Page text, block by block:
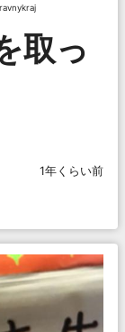
取っ
1年くらい前